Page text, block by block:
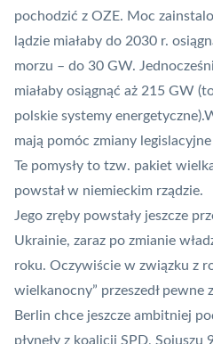
pochodzić z OZE. Moc
lądzie miałaby do 2030 r.
morzu – do 30 GW.
miałaby osiągnąć aż 215 GW
polskie systemy
mają pomóc zmiany
Te pomysły to tzw. pakiet
powstał w niemieckim rządzie.
Jego zręby powstały jeszcze
Ukrainie, zaraz po zmianie
roku. Oczywiście w związku z
wielkanocny” przeszedł pewne
Berlin chce jeszcze ambitniej
płynęły z koalicji SPD,